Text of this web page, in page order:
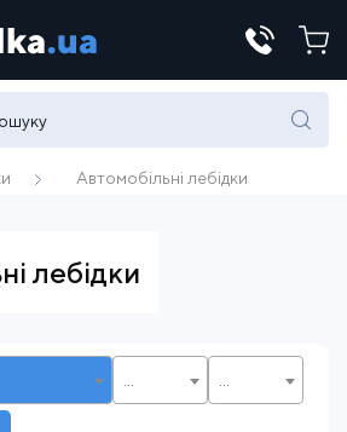
Телефони:
430 82-15
E-mail:
Автомобільні лебідки
лебідки